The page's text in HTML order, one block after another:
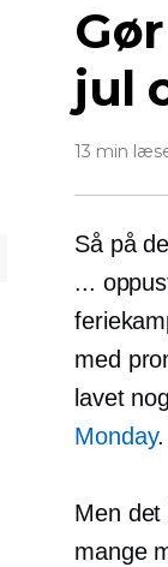
jul
13 min
Så på
...
med
lavet
Monday.
Men
mange